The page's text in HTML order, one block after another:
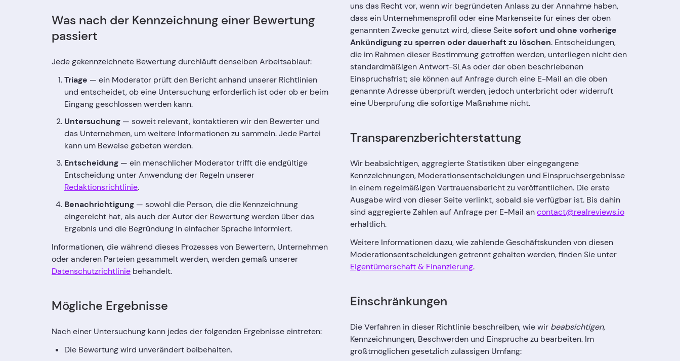
Was nach der Kennzeichnung einer Bewertung
passiert
Jede gekennzeichnete Bewertung durchläuft denselben Arbeitsablauf:
Triage — ein Moderator prüft den Bericht anhand unserer Richtlinien
und entscheidet, ob eine Untersuchung erforderlich ist oder ob er beim
Eingang geschlossen werden kann.
Untersuchung — soweit relevant, kontaktieren wir den Bewerter und
das Unternehmen, um weitere Informationen zu sammeln. Jede Partei
kann um Beweise gebeten werden.
Entscheidung — ein menschlicher Moderator trifft die endgültige
Entscheidung unter Anwendung der Regeln unserer
Redaktionsrichtlinie.
Benachrichtigung — sowohl die Person, die die Kennzeichnung
eingereicht hat, als auch der Autor der Bewertung werden über das
Ergebnis und die Begründung in einfacher Sprache informiert.
Informationen, die während dieses Prozesses von Bewertern, Unternehmen
oder anderen Parteien gesammelt werden, werden gemäß unserer
Datenschutzrichtlinie behandelt.
Mögliche Ergebnisse
Nach einer Untersuchung kann jedes der folgenden Ergebnisse eintreten:
Die Bewertung wird unverändert beibehalten.
uns das Recht vor, wenn wir begründeten Anlass zu der Annahme haben,
dass ein Unternehmensprofil oder eine Markenseite für eines der oben
genannten Zwecke genutzt wird, diese Seitesofort und ohne vorherige
Ankündigung zu sperren oder dauerhaft zu löschen. Entscheidungen,
die im Rahmen dieser Bestimmung getroffen werden, unterliegen nicht den
standardmäßigen Antwort-SLAs oder der oben beschriebenen
Einspruchsfrist; sie können auf Anfrage durch eine E-Mail an die oben
genannte Adresse überprüft werden, jedoch unterbricht oder widerruft
eine Überprüfung die sofortige Maßnahme nicht.
Transparenzberichterstattung
Wir beabsichtigen, aggregierte Statistiken über eingegangene
Kennzeichnungen, Moderationsentscheidungen und Einspruchsergebnisse
in einem regelmäßigen Vertrauensbericht zu veröffentlichen. Die erste
Ausgabe wird von dieser Seite verlinkt, sobald sie verfügbar ist. Bis dahin
sind aggregierte Zahlen auf Anfrage per E-Mail ancontact@realreviews.io
erhältlich.
Weitere Informationen dazu, wie zahlende Geschäftskunden von diesen
Moderationsentscheidungen getrennt gehalten werden, finden Sie unter
Eigentümerschaft & Finanzierung.
Einschränkungen
Die Verfahren in dieser Richtlinie beschreiben, wie wir beabsichtigen,
Kennzeichnungen, Beschwerden und Einsprüche zu bearbeiten. Im
größtmöglichen gesetzlich zulässigen Umfang: